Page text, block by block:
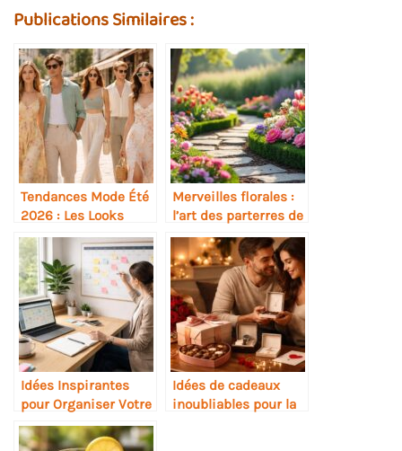
Publications Similaires :
Tendances Mode Été
2026 : Les Looks
Incontournables à
Adopter
Merveilles florales :
l’art des parterres de
fleurs sublimés
Idées Inspirantes
pour Organiser Votre
Planning de Rendez-
vous
Idées de cadeaux
inoubliables pour la